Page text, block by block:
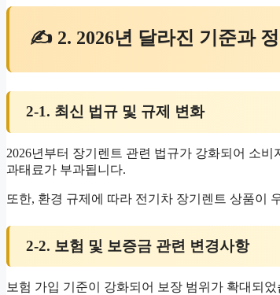
✍ 2. 2026년 달라진 기준과 정
2-1. 최신 법규 및 규제 변화
2026년부터 장기렌트 관련 법규가 강화되어 소
과태료가 부과됩니다.
또한, 환경 규제에 따라 전기차 장기렌트 상품이
2-2. 보험 및 보증금 관련 변경사항
보험 가입 기준이 강화되어 보장 범위가 확대되